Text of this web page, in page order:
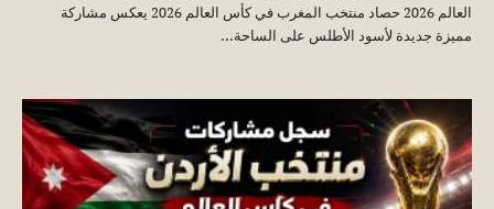
العالم 2026 حصاد منتخب المغرب في كأس العالم 2026 يعكس مشاركة
مميزة جديدة لأسود الأطلس على الساحة...